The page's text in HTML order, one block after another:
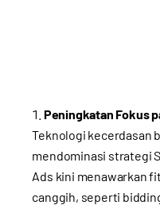
Peningkatan Fokus
Teknologi kecerdasan
mendominasi strategi
Ads kini menawarkan
canggih, seperti